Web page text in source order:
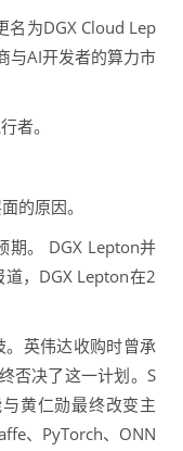
为DGX Cloud Lep
与AI开发者的算力市
者。
的原因。
。 DGX Lepton并
，DGX Lepton在2
英伟达收购时曾承
否决了这一计划。S
黄仁勋最终改变主
、PyTorch、ONN